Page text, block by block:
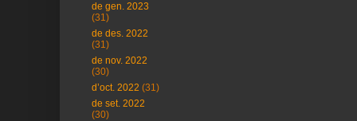
de gen. 2023
(31)
de des. 2022
(31)
de nov. 2022
(30)
d’oct. 2022 (31)
de set. 2022
(30)